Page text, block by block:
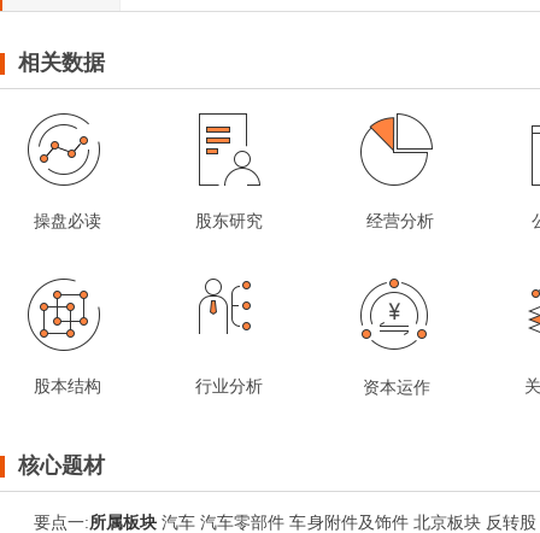
相关数据
操盘必读 股东研究 经营分析
股本结构 行业分析 资本运作
核心题材
要点一:所属板块汽车 汽车零部件 车身附件及饰件 北京板块 反转